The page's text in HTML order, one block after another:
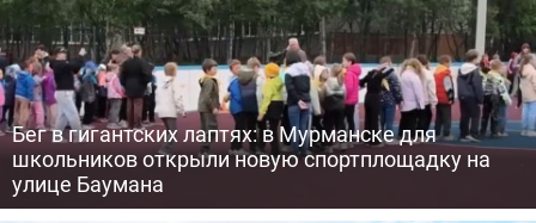
Бег в гигантских лаптях: в Мурманске для
школьников открыли новую спортплощадку на
улице Баумана